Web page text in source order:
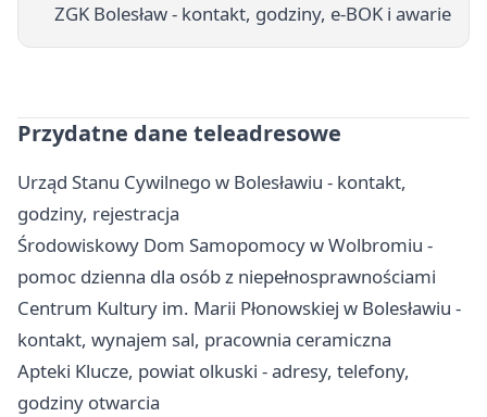
ZGK Bolesław - kontakt, godziny, e-BOK i awarie
Przydatne dane teleadresowe
Urząd Stanu Cywilnego w Bolesławiu - kontakt,
godziny, rejestracja
Środowiskowy Dom Samopomocy w Wolbromiu -
pomoc dzienna dla osób z niepełnosprawnościami
Centrum Kultury im. Marii Płonowskiej w Bolesławiu -
kontakt, wynajem sal, pracownia ceramiczna
Apteki Klucze, powiat olkuski - adresy, telefony,
godziny otwarcia